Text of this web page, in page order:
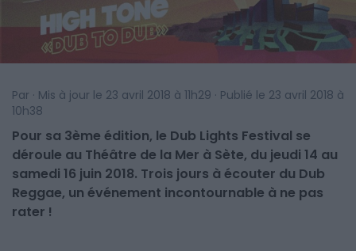
Par · Mis à jour le 23 avril 2018 à 11h29 · Publié le 23 avril 2018 à
10h38
Pour sa 3ème édition, le Dub Lights Festival se
déroule au Théâtre de la Mer à Sète, du jeudi 14 au
samedi 16 juin 2018. Trois jours à écouter du Dub
Reggae, un événement incontournable à ne pas
rater !